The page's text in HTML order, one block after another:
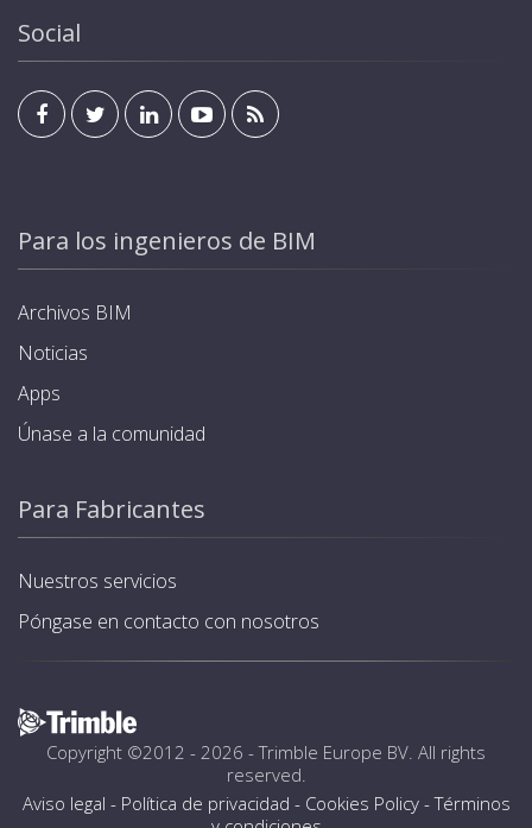
Social
Para los ingenieros de BIM
Archivos BIM
Noticias
Apps
Únase a la comunidad
Para Fabricantes
Nuestros servicios
Póngase en contacto con nosotros
Copyright ©2012 - 2026 -Trimble Europe BV. All rights
reserved.
Aviso legal - Política de privacidad - Cookies Policy-Términos